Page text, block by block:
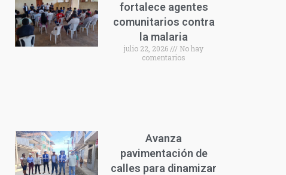
fortalece agentes
comunitarios contra
la malaria
julio 22, 2026
No hay
comentarios
Avanza
pavimentación de
calles para dinamizar